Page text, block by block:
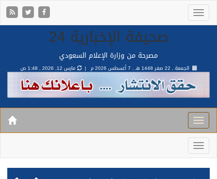
صحيفة الإخبارية 24
مصرحة من وزارة الإعلام السعودي
الجمعة , 22 صفر 1448 هـ , 7 أغسطس 2026 م | مارس 12, 2026 , 1:48 ص
البيان المشترك لقمة مكة المكرمة للدفاع المشترك بين المملكة وتركيا وباكستان